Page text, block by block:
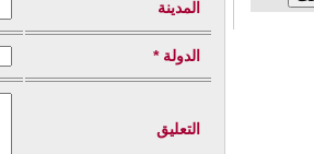
المدينة
الدولة *
التعليق